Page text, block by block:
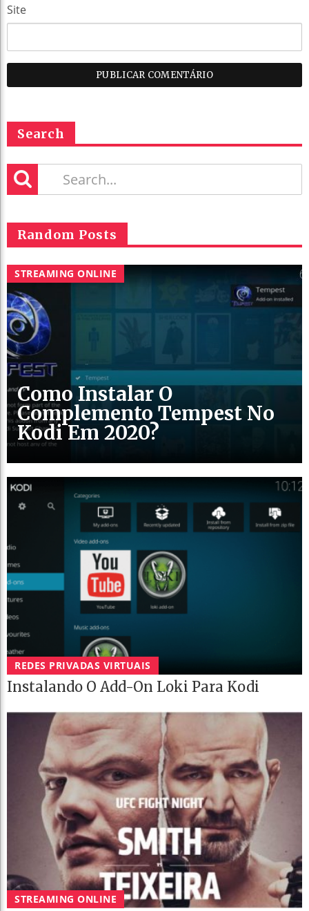
Site
Search
Random Posts
STREAMING ONLINE
Como Instalar O
Complemento Tempest No
Kodi Em 2020?
REDES PRIVADAS VIRTUAIS
Instalando O Add-On Loki Para Kodi
STREAMING ONLINE